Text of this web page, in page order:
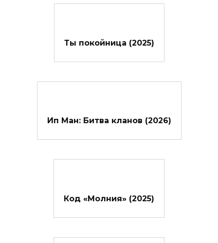
Ты покойница (2025)
Ип Ман: Битва кланов (2026)
Код «Молния» (2025)